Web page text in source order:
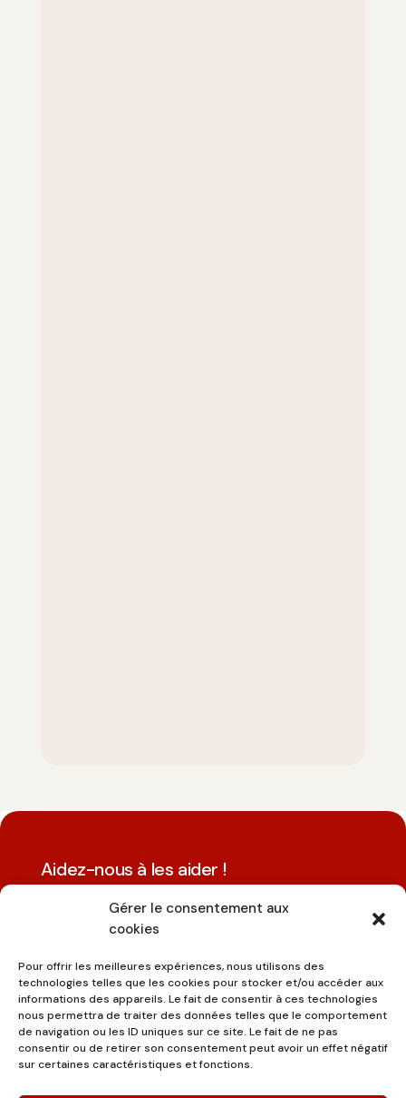
Gérer le consentement aux
cookies
Pour offrir les meilleures expériences, nous utilisons des
technologies telles que les cookies pour stocker et/ou accéder aux
informations des appareils. Le fait de consentir à ces technologies
nous permettra de traiter des données telles que le comportement
de navigation ou les ID uniques sur ce site. Le fait de ne pas
consentir ou de retirer son consentement peut avoir un effet négatif
sur certaines caractéristiques et fonctions.
Aidez-nous à les aider !
Devenez bénévole. Faites un don.
Commencez aujourd'hui.
DEVENIR BÉNÉVOLE
FAIRE UN DON